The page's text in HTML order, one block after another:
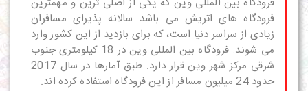
فرودگاه های اتریش می باشد سالانه پذیرای مسافران
زیادی از سراسر دنیا است، که برای بازدید از این کشور وارد
می شوند. فرودگاه بین المللی وین در 18 کیلومتری جنوب
شرقی مرکز شهر وین قرار دارد. طبق آمارها در سال 2017
حدود 24 میلیون مسافر از این فرودگاه استفاده کرده اند.